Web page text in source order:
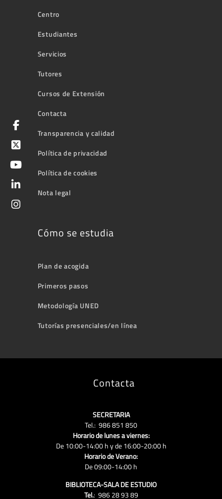
Centro
Estudiantes
Servicios
Tutores
Cursos de Extensión
Contacta
Transparencia y calidad
Política de privacidad
Política de cookies
Nota legal
Cómo se estudia
Plan de acogida
Primeros pasos
Metodología UNED
Tutorías presenciales/en línea
Contacta
SECRETARIA
Tel.: 986 851 850
Horario de lunes a viernes:
De 10:00-14:00 h y de 16:00-20:00 h
Horario de Verano:
De 09:00-14:00 h
BIBLIOTECA-SALA DE ESTUDIO
Tel.: 986 28 93 89